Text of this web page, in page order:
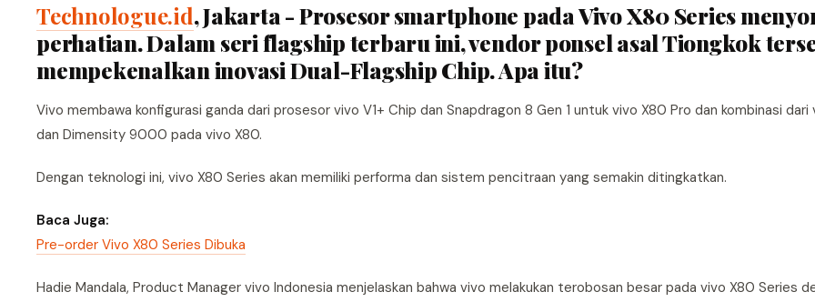
Technologue.id, Jakarta - Prosesor smartphone pada Vivo X80 Series
perhatian. Dalam seri flagship terbaru ini, vendor ponsel asal Tiongkok
mempekenalkan inovasi Dual-Flagship Chip. Apa itu?
Vivo membawa konfigurasi ganda dari prosesor vivo V1+ Chip dan Snapdragon 8 Gen 1 untuk vivo X80 Pro dan kombinasi dari
dan Dimensity 9000 pada vivo X80.
Dengan teknologi ini, vivo X80 Series akan memiliki performa dan sistem pencitraan yang semakin ditingkatkan.
Baca Juga:
Pre-order Vivo X80 Series Dibuka
Hadie Mandala, Product Manager vivo Indonesia menjelaskan bahwa vivo melakukan terobosan besar pada vivo X80 Series